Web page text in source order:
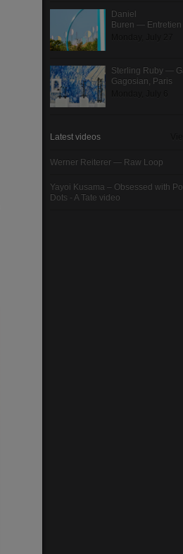
Daniel
Buren — Entretien
Monday, July 27
Sterling Ruby —
Gagosian, Paris
Monday, July 6
Latest videos
Werner Reiterer — Raw Loop
Yayoi Kusama – Obsessed with
Dots - A Tate video